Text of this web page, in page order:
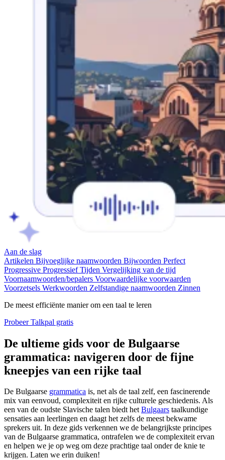
Aan de slag
Artikelen Bijvoeglijke naamwoorden Bijwoorden Perfect
Progressive ProgressiefTijden Vergelijking van de tijd
Voornaamwoorden/bepalers Voorwaardelijke voorwaarden
Voorzetsels Werkwoorden Zelfstandige naamwoorden Zinnen
De meest efficiënte manier om een taal te leren
Probeer Talkpal gratis
De ultieme gids voor de Bulgaarse
grammatica: navigeren door de fijne
kneepjes van een rijke taal
De Bulgaarse grammatica is, net als de taal zelf, een fascinerende
mix van eenvoud, complexiteit en rijke culturele geschiedenis. Als
een van de oudste Slavische talen biedt hetBulgaars taalkundige
sensaties aan leerlingen en daagt het zelfs de meest bekwame
sprekers uit. In deze gids verkennen we de belangrijkste principes
van de Bulgaarse grammatica, ontrafelen we de complexiteit ervan
en helpen we je op weg om deze prachtige taal onder de knie te
krijgen. Laten we erin duiken!